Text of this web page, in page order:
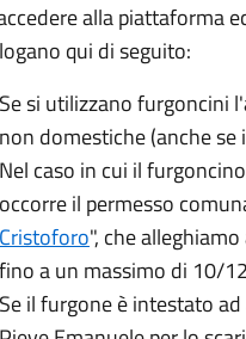
alla piattaforma
qui di seguito:
Se si utilizzano furgoncini
non domestiche (anche
Nel caso in cui il
occorre il permesso
Cristoforo", che
fino a un massimo di 10/
Se il furgone è intestato